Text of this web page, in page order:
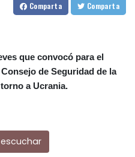
Comparta Comparta
que convocó para el
de Seguridad de la
a Ucrania.